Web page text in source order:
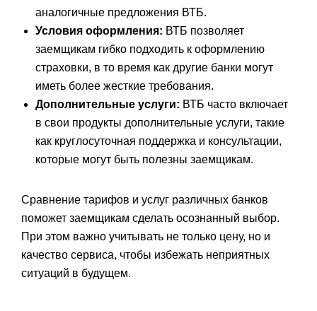
аналогичные предложения ВТБ.
Условия оформления: ВТБ позволяет
заемщикам гибко подходить к оформлению
страховки, в то время как другие банки могут
иметь более жесткие требования.
Дополнительные услуги: ВТБ часто включает
в свои продукты дополнительные услуги, такие
как круглосуточная поддержка и консультации,
которые могут быть полезны заемщикам.
Сравнение тарифов и услуг различных банков
поможет заемщикам сделать осознанный выбор.
При этом важно учитывать не только цену, но и
качество сервиса, чтобы избежать неприятных
ситуаций в будущем.